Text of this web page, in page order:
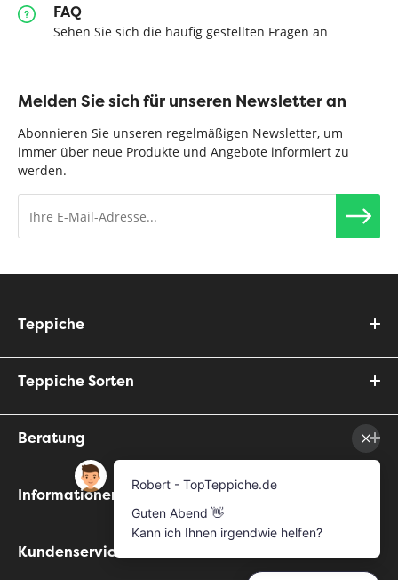
FAQ
Sehen Sie sich die häufig gestellten Fragen an
Melden Sie sich für unseren Newsletter an
Abonnieren Sie unseren regelmäßigen Newsletter, um
immer über neue Produkte und Angebote informiert zu
werden.
Teppiche
Teppiche Sorten
Beratung
Informationen
Kundenservice